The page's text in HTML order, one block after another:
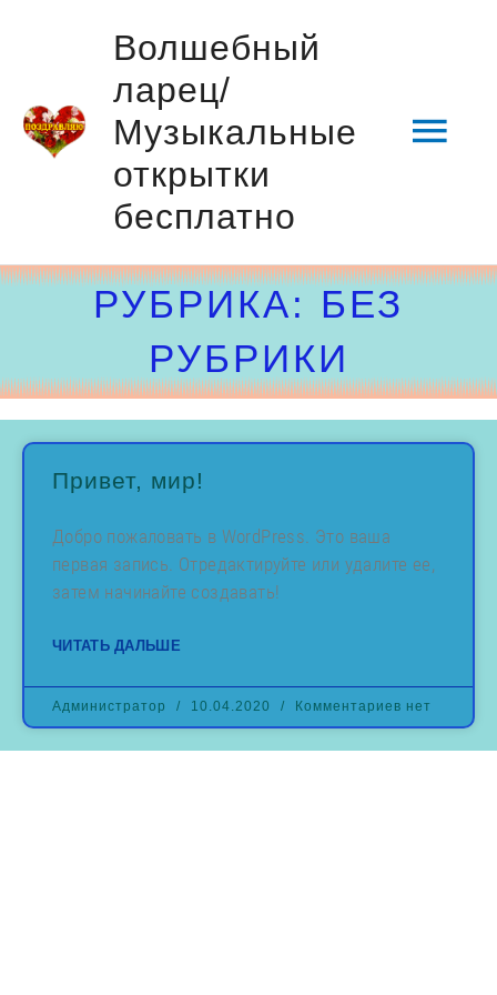
содержимому
Волшебный
ларец/
Музыкальные
открытки
бесплатно
РУБРИКА: БЕЗ
РУБРИКИ
Привет, мир!
Добро пожаловать в WordPress. Это ваша
первая запись. Отредактируйте или удалите ее,
затем начинайте создавать!
ЧИТАТЬ ДАЛЬШЕ
Администратор 10.04.2020 Комментариев нет